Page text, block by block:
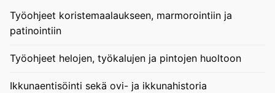
Työohjeet koristemaalaukseen, marmorointiin ja
patinointiin
Työohjeet helojen, työkalujen ja pintojen huoltoon
Ikkunaentisöinti sekä ovi- ja ikkunahistoria